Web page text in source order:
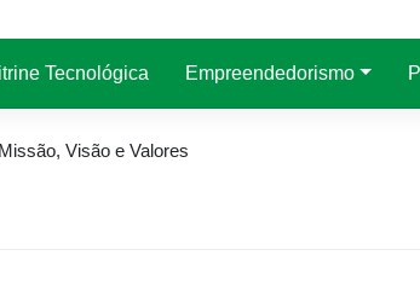
Tecnológica Empreendedorismo
Missão, Visão e Valores